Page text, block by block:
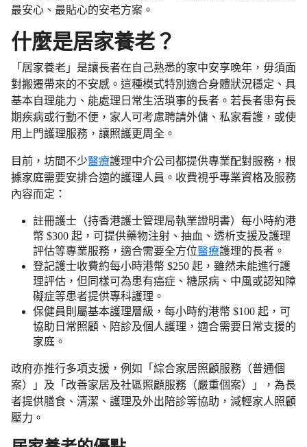
最安心、最貼心的安老方案。
什麼是居家養老？
「居家養老」是讓長者在自己熟悉的家中安享晚年，毋須面
對搬遷帶來的不安感。這種模式特別適合身體狀況穩定、具
基本自理能力、能處理日常生活瑣事的長者。若長者患有長
期疾病或行動不便，家人可考慮聘請外傭、私家看護，或使
用上門護理服務，讓照護更周全。
目前，坊間不少醫療護理中介公司都提供專業配對服務，根
據家庭需要安排合適的護理人員。收費視乎專業資格及服務
內容而定：
註冊護士（持香港護士管理局執業證明書）每小時約港
幣 $300 起，可提供藥物注射、抽血、透析支援及護理
評估等專業服務，適合需要全方位醫療護理的長者。
登記護士收費約每小時港幣 $250 起，雖然未能進行護
理評估，但同樣可為患有癌症、糖尿病、中風或認知障
礙症等患者提供專科護理。
保健員則屬基本護理層級，每小時約港幣 $100 起，可
協助日常照顧、陪診及個人護理，適合需要日常支援的
家庭。
政府亦推行多項支援，例如「綜合家居照顧服務（普通個
案）」及「改善家居及社區照顧服務（嚴重個案）」，為長
者提供膳食、清潔、護理及外出陪診等協助，減輕家人照顧
壓力。